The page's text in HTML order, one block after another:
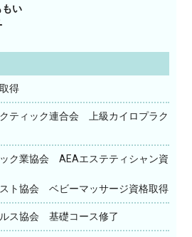
い
得
ティック連合会 上級カイロプラク
ク業協会 AEAエステティシャン資
ト協会 ベビーマッサージ資格取得
ス協会 基礎コース修了